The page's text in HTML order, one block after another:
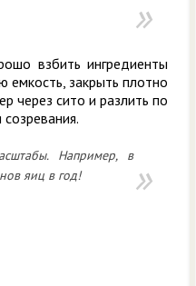
взбить ингредиенты
емкость, закрыть плотно
через сито и разлить по
Например, в
яиц в год!